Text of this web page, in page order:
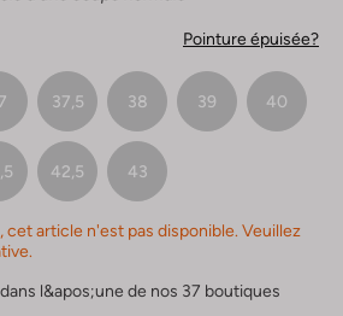
Pointure épuisée?
37,5 38 39 40
42,5 43
cet article n'est pas disponible. Veuillez
l&apos;une de nos 37 boutiques